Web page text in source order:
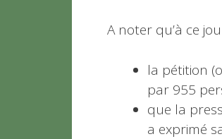
A noter qu’à ce
la pétition
par 955
que la
a exprimé